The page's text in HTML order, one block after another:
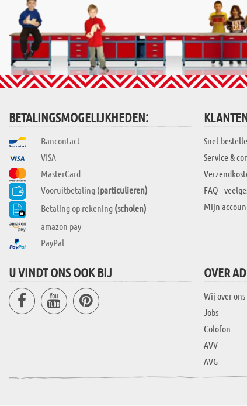
BETALINGSMOGELIJKHEDEN:
Bancontact
VISA
MasterCard
Vooruitbetaling (particulieren)
Betaling op rekening (scholen)
amazon pay
PayPal
Snel-
Service &
FAQ -
Mijn
U VINDT ONS OOK BIJ OVER
Wij over ons
Jobs
Colofon
AVV
AVG